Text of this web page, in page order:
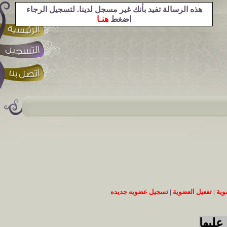
|تفعيل العضوية |تسجيل عضويه جديده
هذه الرسالة تفيد بأنك غير مسجل لدينا. لتسجيل الرجاء
اضغط هنـا